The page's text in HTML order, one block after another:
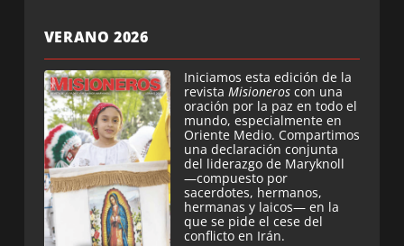
VERANO 2026
Iniciamos esta edición de la
revista Misioneros con una
oración por la paz en todo el
mundo, especialmente en
Oriente Medio. Compartimos
una declaración conjunta
del liderazgo de Maryknoll
—compuesto por
sacerdotes, hermanos,
hermanas y laicos— en la
que se pide el cese del
conflicto en Irán.